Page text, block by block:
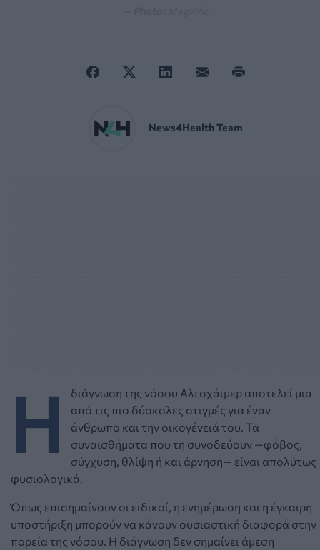
News4Health Team
Η
διάγνωση της νόσου Αλτσχάιμερ αποτελεί μια
από τις πιο δύσκολες στιγμές για έναν
άνθρωπο και την οικογένειά του. Τα
συναισθήματα που τη συνοδεύουν —φόβος,
σύγχυση, θλίψη ή και άρνηση— είναι απολύτως
φυσιολογικά.
Όπως επισημαίνουν οι ειδικοί, η ενημέρωση και η έγκαιρη
υποστήριξη μπορούν να κάνουν ουσιαστική διαφορά στην
πορεία της νόσου. Η διάγνωση δεν σημαίνει άμεση